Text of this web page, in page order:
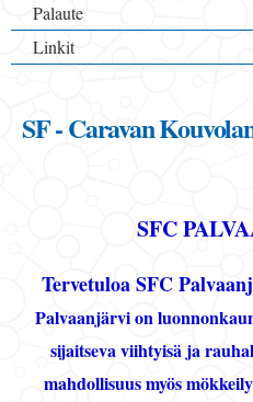
Palaute
Linkit
SF - Caravan
SFC
Tervetuloa SFC
Palvaanjärvi on
sijaitseva viihtyisä ja
mahdollisuus myös